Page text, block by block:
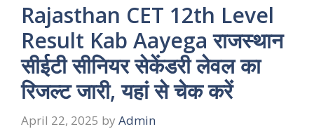
Rajasthan CET 12th Level
Result Kab Aayega राजस्थान
सीईटी सीनियर सेकेंडरी लेवल का
रिजल्ट जारी, यहां से चेक करें
April 22, 2025 by Admin